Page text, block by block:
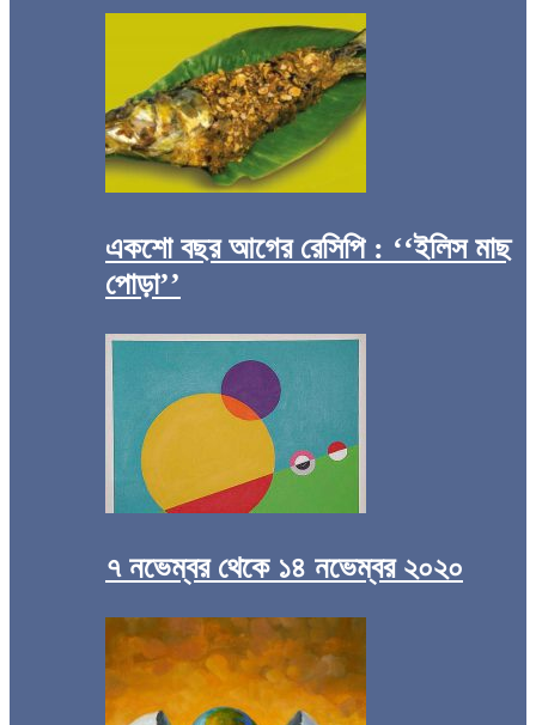
একশো বছর আগের রেসিপি : ‘‘ইলিস মাছ
পোড়া’’
৭ নভেম্বর থেকে ১৪ নভেম্বর ২০২০